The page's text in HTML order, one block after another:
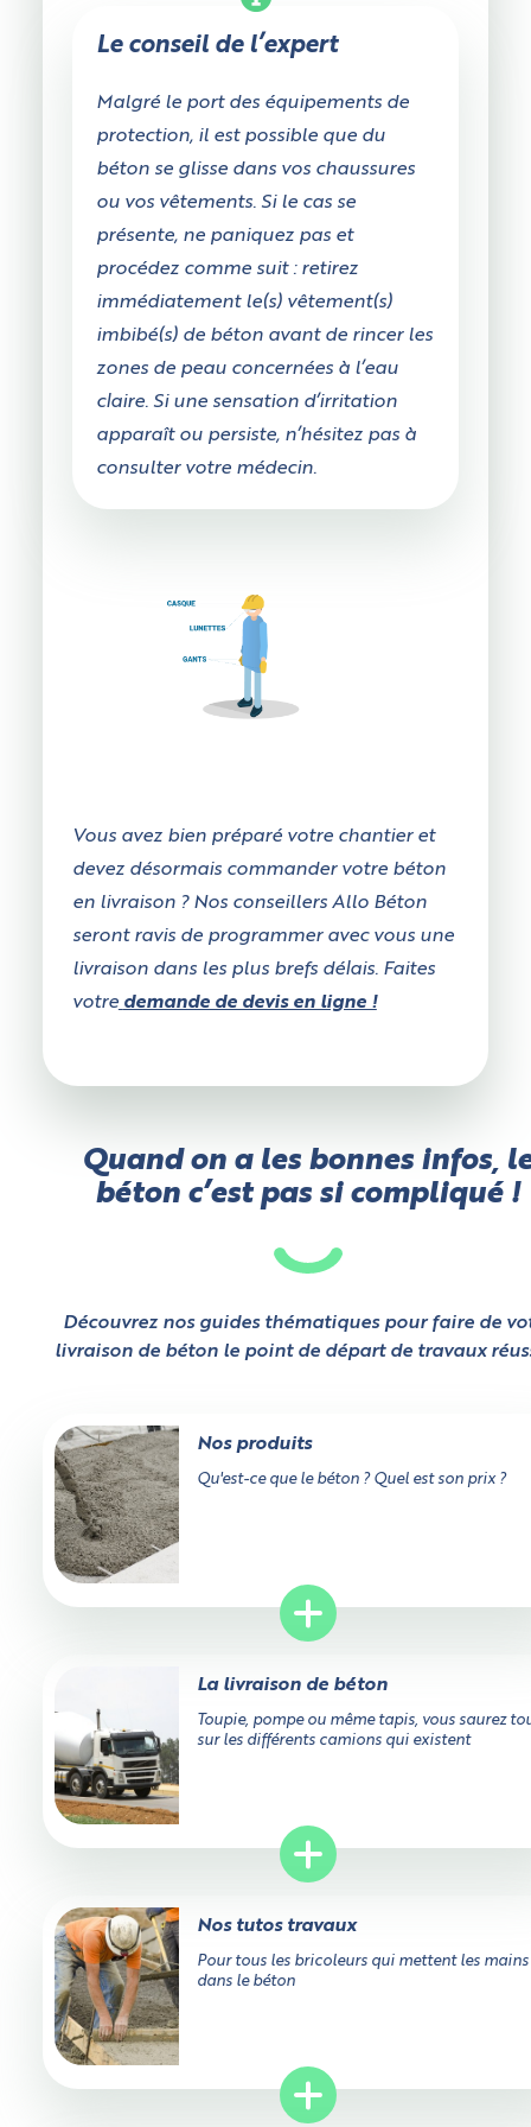
Le conseil de l’expert
Malgré le port des équipements de
protection, il est possible que du
béton se glisse dans vos chaussures
ou vos vêtements. Si le cas se
présente, ne paniquez pas et
procédez comme suit : retirez
immédiatement le(s) vêtement(s)
imbibé(s) de béton avant de rincer les
zones de peau concernées à l’eau
claire. Si une sensation d’irritation
apparaît ou persiste, n’hésitez pas à
consulter votre médecin.
Vous avez bien préparé votre chantier et
devez désormais commander votre béton
en livraison ? Nos conseillers Allo Béton
seront ravis de programmer avec vous une
livraison dans les plus brefs délais. Faites
votre demande de devis en ligne !
Quand on a les bonnes infos,
béton c’est pas si compliqué !
Découvrez nos guides thématiques pour faire de
livraison de béton le point de départ de travaux
Nos produits
Qu'est-ce que le béton ? Quel est son prix ?
La livraison de béton
Toupie, pompe ou même tapis, vous saurez
sur les différents camions qui existent
Nos tutos travaux
Pour tous les bricoleurs qui mettent les mains
dans le béton